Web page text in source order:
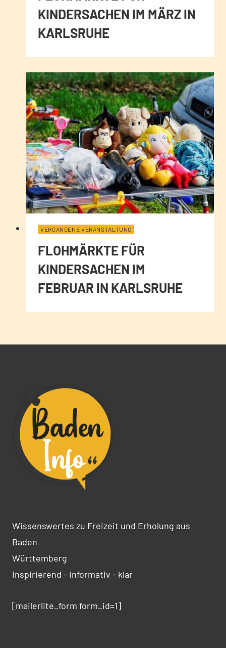
KINDERSACHEN IM MÄRZ IN
KARLSRUHE
VERGANGENE VERANSTALTUNG
FLOHMÄRKTE FÜR
KINDERSACHEN IM
FEBRUAR IN KARLSRUHE
Wissenswertes zu Freizeit und Erholung aus
Baden
Württemberg
inspirierend - informativ - klar
[mailerlite_form form_id=1]